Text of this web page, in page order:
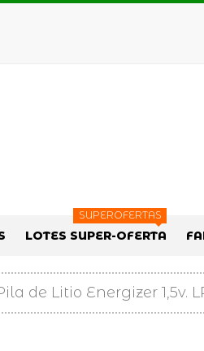
LOTES SUPER-OFERTA
SUPEROFERTAS
de Litio Energizer 1,5v.